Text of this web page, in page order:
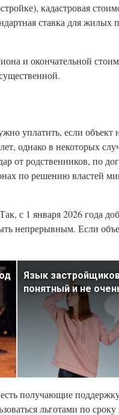
кадастровая
ставка для
и окончательной
уплатить, если объект
однако в некоторых
от родственников, по
по решению властей
с 1 января 2026 года
непрерывным. Если
Язык
понятный и не
получающие
льготами по